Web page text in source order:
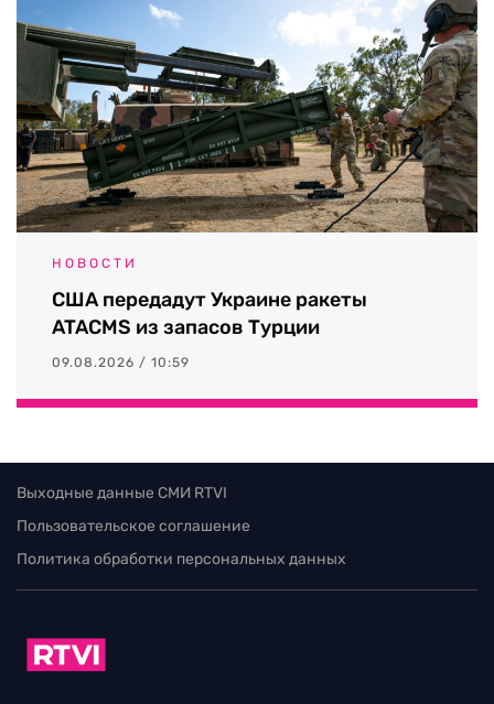
НОВОСТИ
США передадут Украине ракеты
ATACMS из запасов Турции
09.08.2026 / 10:59
Выходные данные СМИ RTVI
Пользовательское соглашение
Политика обработки персональных данных